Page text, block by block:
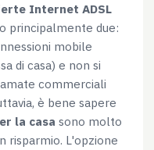
Internet ADSL
principalmente due:
mobile
di casa) e non si
commerciali
è bene sapere
la casa sono molto
risparmio. L'opzione